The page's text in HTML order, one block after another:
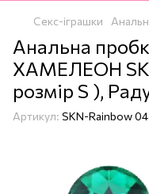
Секс-іграшки
Анальна
ХАМЕЛЕОН
розмір S ),
Артикул: SKN-Rainbow 04